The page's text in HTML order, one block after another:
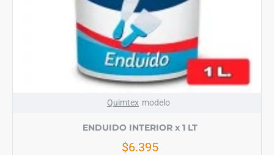
Quimtex modelo
ENDUIDO INTERIOR x 1 LT
$6.395